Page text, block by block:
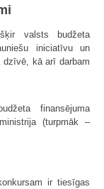
valsts budžeta
iniciatīvu un
dzīvē, kā arī darbam
finansējuma
(turpmāk –
ir tiesīgas